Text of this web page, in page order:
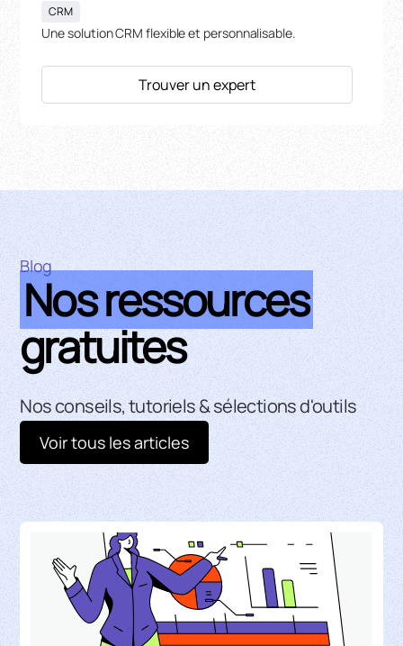
CRM
Une solution CRM flexible et personnalisable.
Trouver un expert
Blog
Nos ressources
gratuites
Nos conseils, tutoriels & sélections d'outils
Voir tous les articles